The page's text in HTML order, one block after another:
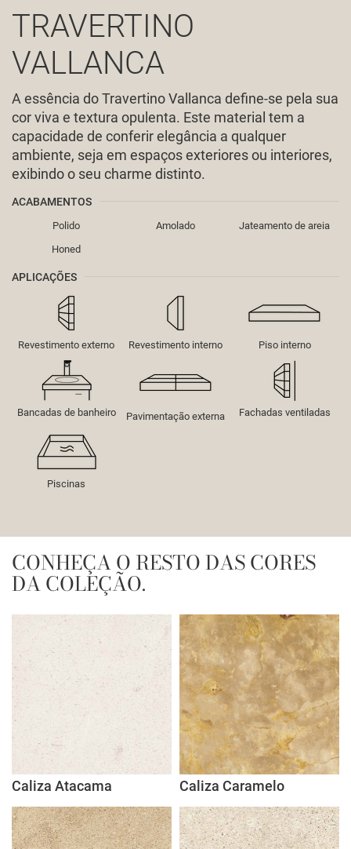
TRAVERTINO
VALLANCA
A essência do Travertino Vallanca define-se pela sua
cor viva e textura opulenta. Este material tem a
capacidade de conferir elegância a qualquer
ambiente, seja em espaços exteriores ou interiores,
exibindo o seu charme distinto.
ACABAMENTOS
Polido Amolado
Jateamento de areia
Honed
APLICAÇÕES
Revestimento externo Revestimento interno Piso interno
Bancadas de banheiro Pavimentação externa Fachadas ventiladas
Piscinas
CONHEÇA O RESTO DAS CORES
DA COLEÇÃO.
Caliza Atacama Caliza Caramelo